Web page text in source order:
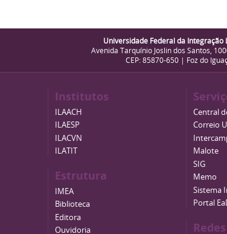
Universidade Federal da Integração
Avenida Tarquínio Joslin dos Santos,
CEP: 85870-650 | Foz do
Institutos
ILAACH
ILAESP
ILACVN
ILATIT
Estrutura
IMEA
Biblioteca
Editora
Ouvidoria
Central
Correio
Malote
SIG
Memo
Sistema
Portal